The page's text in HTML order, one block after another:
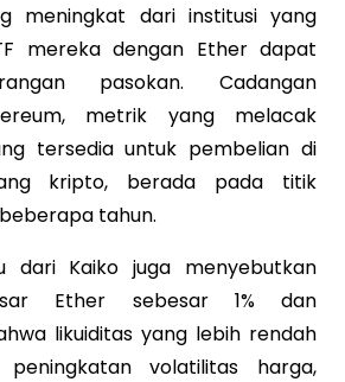
meningkat dari institusi yang
mereka dengan Ether dapat
pasokan. Cadangan
metrik yang melacak
tersedia untuk pembelian di
kripto, berada pada titik
tahun.
dari Kaiko juga menyebutkan
Ether sebesar 1% dan
likuiditas yang lebih rendah
volatilitas harga,